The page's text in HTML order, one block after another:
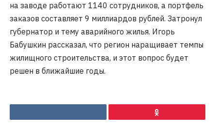
на заводе работают 1140 сотрудников, а портфель
заказов составляет 9 миллиардов рублей. Затронул
губернатор и тему аварийного жилья. Игорь
Бабушкин рассказал, что регион наращивает темпы
жилищного строительства, и этот вопрос будет
решен в ближайшие годы.
Ok